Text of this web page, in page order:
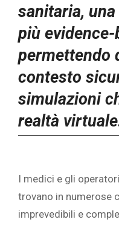
sanitaria,
più evidence-
permettendo
contesto
simulazioni
realtà
I medici e gli
trovano in numerose
imprevedibili e